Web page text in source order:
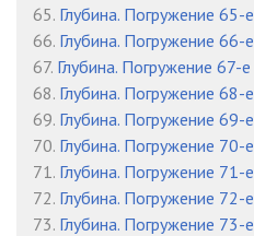
65. Глубина. Погружение 65-е
66. Глубина. Погружение 66-е
67. Глубина. Погружение 67-е
68. Глубина. Погружение 68-е
69. Глубина. Погружение 69-е
70. Глубина. Погружение 70-е
71. Глубина. Погружение 71-е
72. Глубина. Погружение 72-е
73. Глубина. Погружение 73-е